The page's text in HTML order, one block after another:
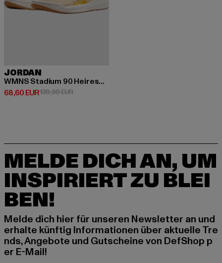
JORDAN
WMNS Stadium 90 Heiress of Optimism
68,60 EUR
Derzeitiger Preis: 68,60 EUR
139,99 EURAktionspreis: 139,99 EUR
MELDE DICH AN, UM
INSPIRIERT ZU BLEI
BEN!
Melde dich hier für unseren Newsletter an und
erhalte künftig Informationen über aktuelle Tre
nds, Angebote und Gutscheine von DefShop p
er E-Mail!